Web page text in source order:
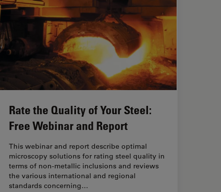
Rate the Quality of Your Steel:
Free Webinar and Report
This webinar and report describe optimal
microscopy solutions for rating steel quality in
terms of non-metallic inclusions and reviews
the various international and regional
standards concerning…